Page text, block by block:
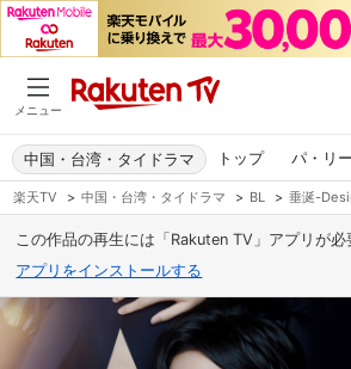
メニュー
トップ パ・リ
中国・台湾・タイドラマ
楽天TV > 中国・台湾・タイドラマ > BL > 垂涎-
この作品の再生には「Rakuten TV」アプリが必
アプリをインストールする